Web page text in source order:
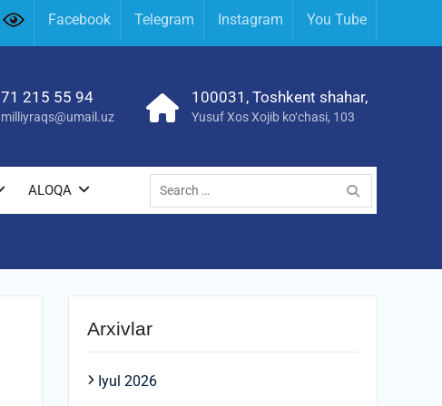
Facebook Telegram Instagram You Tube
71 215 55 94
milliyraqs@umail.uz
100031, Toshkent shahar,
Yusuf Xos Xojib ko‘chasi, 103
ALOQA
Search
for:
Arxivlar
Iyul 2026